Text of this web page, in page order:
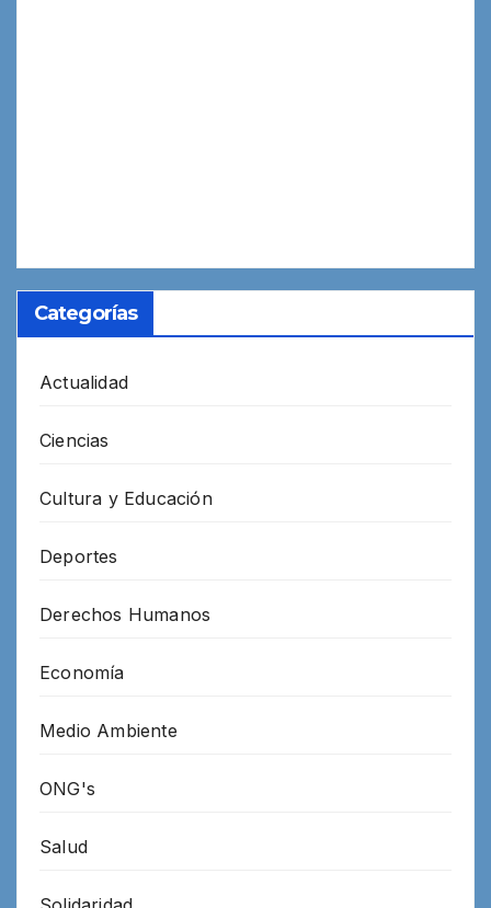
Categorías
Actualidad
Ciencias
Cultura y Educación
Deportes
Derechos Humanos
Economía
Medio Ambiente
ONG's
Salud